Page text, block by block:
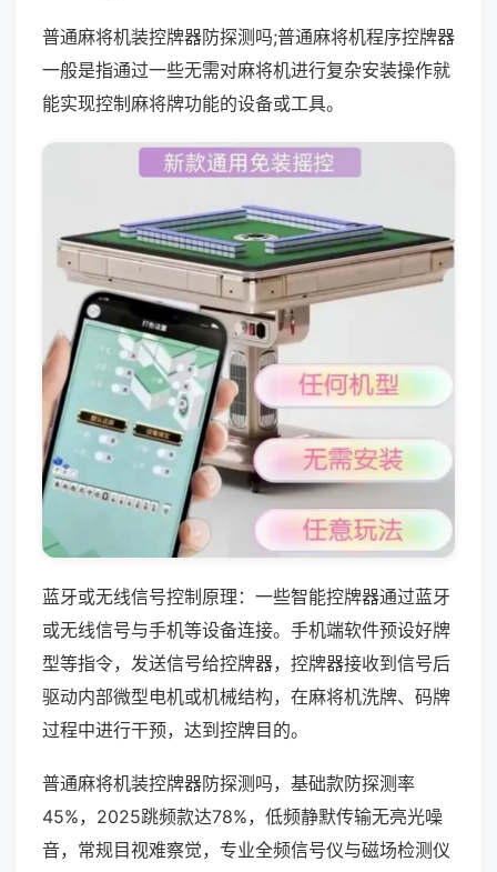
普通麻将机装控牌器防探测吗;普通麻将机程序控牌器
一般是指通过一些无需对麻将机进行复杂安装操作就
能实现控制麻将牌功能的设备或工具。
蓝牙或无线信号控制原理：一些智能控牌器通过蓝牙
或无线信号与手机等设备连接。手机端软件预设好牌
型等指令，发送信号给控牌器，控牌器接收到信号后
驱动内部微型电机或机械结构，在麻将机洗牌、码牌
过程中进行干预，达到控牌目的。
普通麻将机装控牌器防探测吗，基础款防探测率
45%，2025跳频款达78%，低频静默传输无亮光噪
音，常规目视难察觉，专业全频信号仪与磁场检测仪